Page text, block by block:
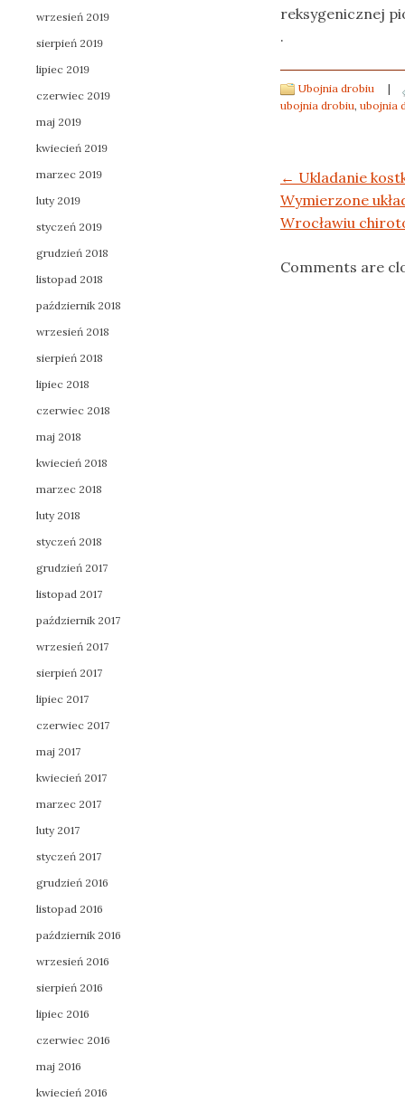
reksygenicznej
.
Ubojnia drobiu
|
ubojnia drobiu, ubojnia
Post navigation
← Ukladanie
Wymierzone
Wrocławiu
Comments are
wrzesień 2019
sierpień 2019
lipiec 2019
czerwiec 2019
maj 2019
kwiecień 2019
marzec 2019
luty 2019
styczeń 2019
grudzień 2018
listopad 2018
październik 2018
wrzesień 2018
sierpień 2018
lipiec 2018
czerwiec 2018
maj 2018
kwiecień 2018
marzec 2018
luty 2018
styczeń 2018
grudzień 2017
listopad 2017
październik 2017
wrzesień 2017
sierpień 2017
lipiec 2017
czerwiec 2017
maj 2017
kwiecień 2017
marzec 2017
luty 2017
styczeń 2017
grudzień 2016
listopad 2016
październik 2016
wrzesień 2016
sierpień 2016
lipiec 2016
czerwiec 2016
maj 2016
kwiecień 2016